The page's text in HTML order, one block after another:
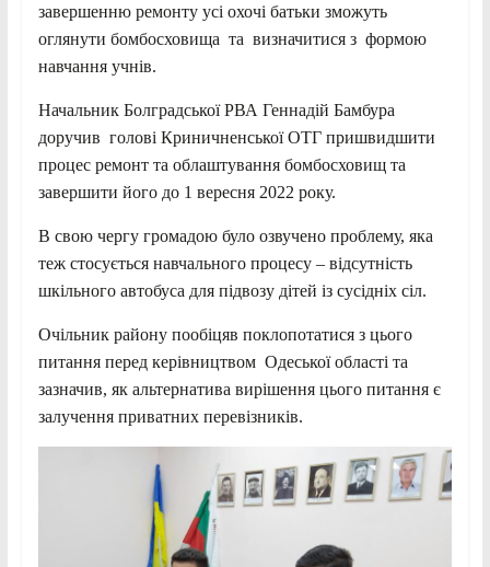
завершенню ремонту усі охочі батьки зможуть
оглянути бомбосховища та визначитися з формою
навчання учнів.
Начальник Болградської РВА Геннадій Бамбура
доручив голові Криничненської ОТГ пришвидшити
процес ремонт та облаштування бомбосховищ та
завершити його до 1 вересня 2022 року.
В свою чергу громадою було озвучено проблему, яка
теж стосується навчального процесу – відсутність
шкільного автобуса для підвозу дітей із сусідніх сіл.
Очільник району пообіцяв поклопотатися з цього
питання перед керівництвом Одеської області та
зазначив, як альтернатива вирішення цього питання є
залучення приватних перевізників.